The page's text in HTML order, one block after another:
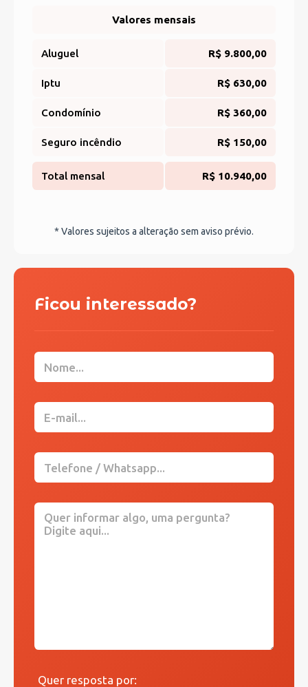
Valores mensais
Aluguel R$ 9.800,00
Iptu R$ 630,00
Condomínio R$ 360,00
Seguro incêndio R$ 150,00
Total mensal R$ 10.940,00
* Valores sujeitos a alteração sem aviso prévio.
Ficou interessado?
Quer resposta por: